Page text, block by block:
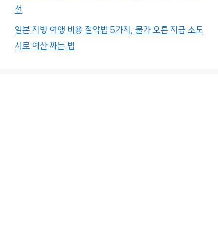
선
일본 지방 여행 비용 절약법 5가지, 물가 오른 지금 소도
시로 예산 짜는 법